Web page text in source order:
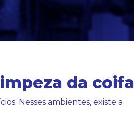
da coifa
Nesses ambientes, existe a